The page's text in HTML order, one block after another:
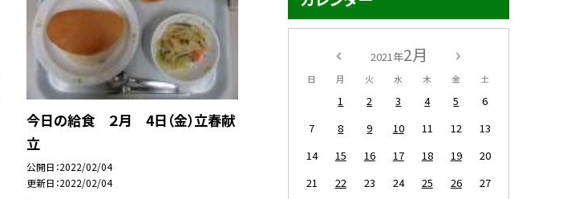
今日の給食 ２月 4日（金）立春献
立
公開日 2022/02/04
更新日 2022/02/04
2021年2月
日 月 火 水 木 金 土
1 2 3 4 5
6
7
8 9 10 11 12
13
14
15 16 17 18 19
20
21
22 23 24 25 26
27